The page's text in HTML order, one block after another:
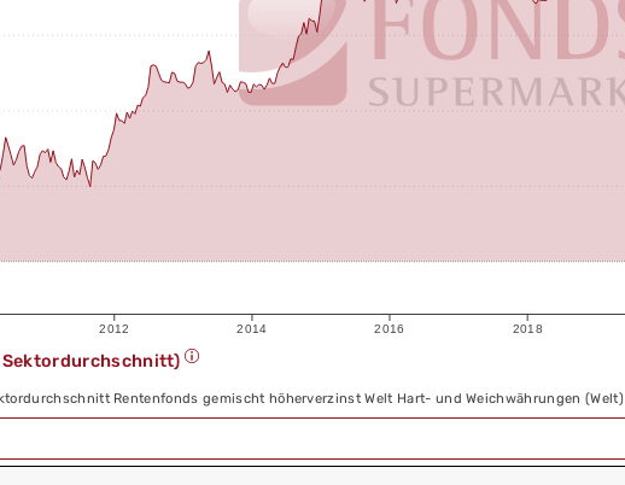
2012 2014 2016 2018
Sektordurchschnitt)
Rentenfonds gemischt höherverzinst Welt Hart- und Weichwährungen (Welt)